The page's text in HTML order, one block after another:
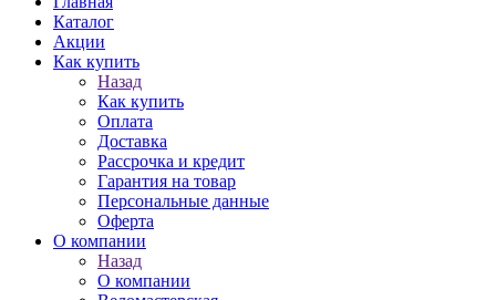
Каталог
Акции
Как купить
Назад
Как купить
Оплата
Доставка
Рассрочка и кредит
Гарантия на товар
Персональные данные
Оферта
О компании
Назад
О компании